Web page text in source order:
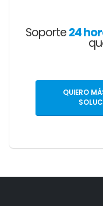
Soporte24
QUIERO